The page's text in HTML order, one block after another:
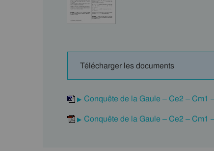
Télécharger les documents
Conquête de la Gaule – Ce2 – Cm1
Conquête de la Gaule – Ce2 – Cm1